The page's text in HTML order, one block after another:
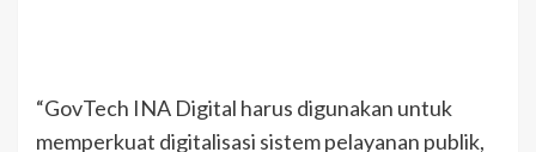
“GovTech INA Digital harus digunakan untuk
memperkuat digitalisasi sistem pelayanan publik,